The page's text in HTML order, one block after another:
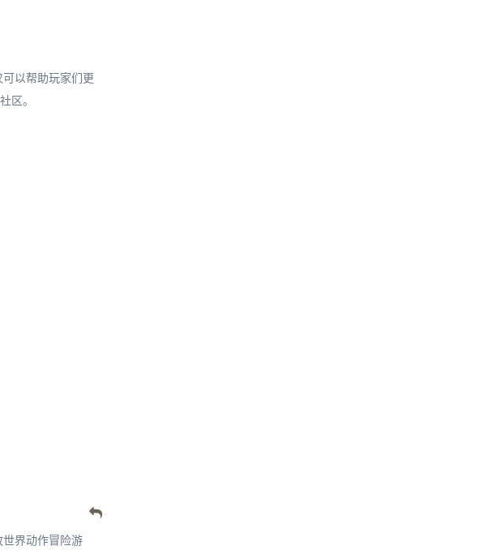
以帮助玩家们更
区。
界动作冒险游